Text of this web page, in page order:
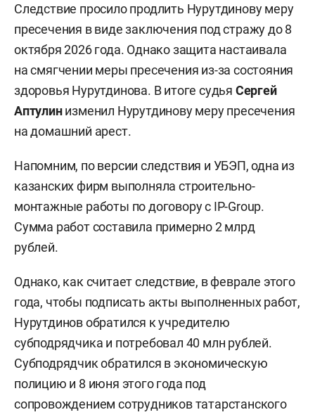
Следствие просило продлить Нурутдинову меру
пресечения в виде заключения под стражу до 8
октября 2026 года. Однако защита настаивала
на смягчении меры пресечения из-за состояния
здоровья Нурутдинова. В итоге судья Сергей
Аптулинизменил Нурутдинову меру пресечения
на домашний арест.
Напомним, по версии следствия и УБЭП, одна из
казанских фирм выполняла строительно-
монтажные работы по договору с IP-Group.
Сумма работ составила примерно 2 млрд
рублей.
Однако, как считает следствие, в феврале этого
года, чтобы подписать акты выполненных работ,
Нурутдинов обратился к учредителю
субподрядчика и потребовал 40 млн рублей.
Субподрядчик обратился в экономическую
полицию и 8 июня этого года под
сопровождением сотрудников татарстанского